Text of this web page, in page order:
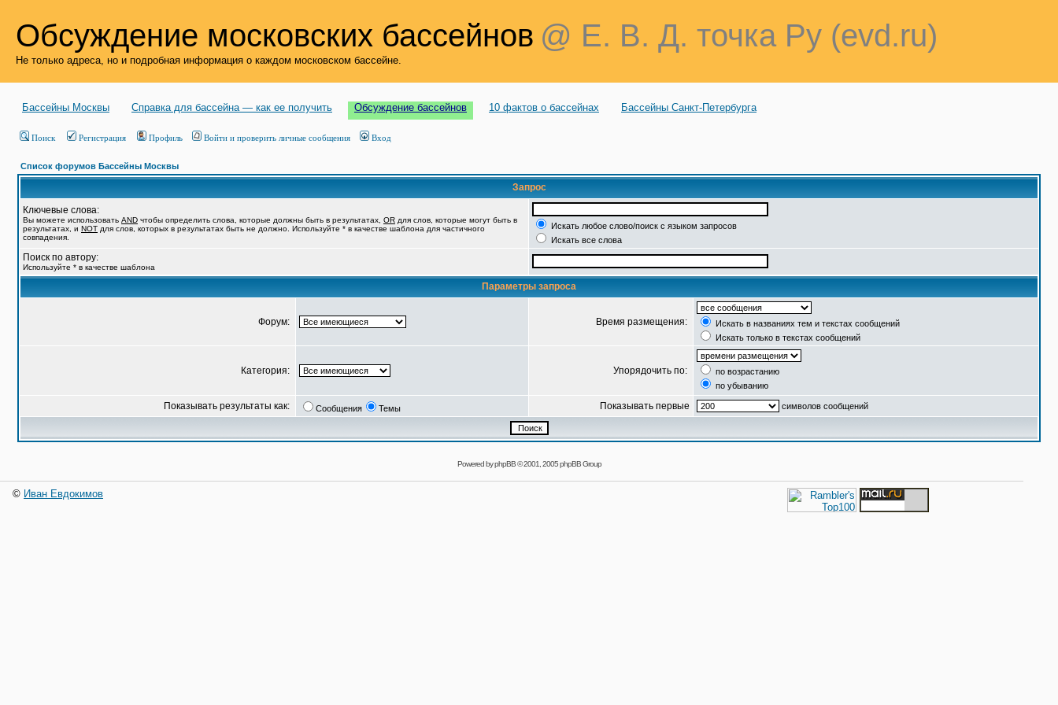
Обсуждение московских бассейнов @ Е. В. Д. точка Ру (evd.ru)
Не только адреса, но и подробная информация о каждом московском бассейне.
Бассейны Москвы Справка для бассейна — как ее получить Обсуждение бассейнов 10 фактов о бассейнах Бассейны Санкт-Петербурга
Поиск Регистрация Профиль Войти и проверить личные сообщения Вход
Список форумов Бассейны Москвы
Запрос
Ключевые слова:
Вы можете использовать AND чтобы определить слова, которые должны быть в результатах, OR для слов, которые могут быть в
результатах, и NOT для слов, которых в результатах быть не должно. Используйте * в качестве шаблона для частичного
совпадения.
Искать любое слово/поиск с языком запросов
Искать все слова
Поиск по автору:
Используйте * в качестве шаблона
Параметры запроса
Форум: Время размещения:
Искать в названиях тем и текстах сообщений
Искать только в текстах сообщений
Категория: Упорядочить по:
по возрастанию
по убыванию
Показывать результаты как: Сообщения Темы Показывать первые символов сообщений
Powered byphpBB© 2001, 2005 phpBB Group
© Иван Евдокимов